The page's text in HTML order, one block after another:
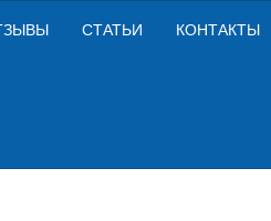
СТАТЬИ КОНТАКТЫ